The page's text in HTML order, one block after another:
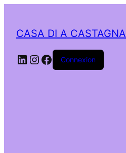
CASA DI A CASTAGNA
LinkedIn
Instagram
Facebook
Connexion